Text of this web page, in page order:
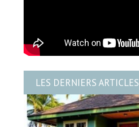
LES DERNIERS ARTICLES